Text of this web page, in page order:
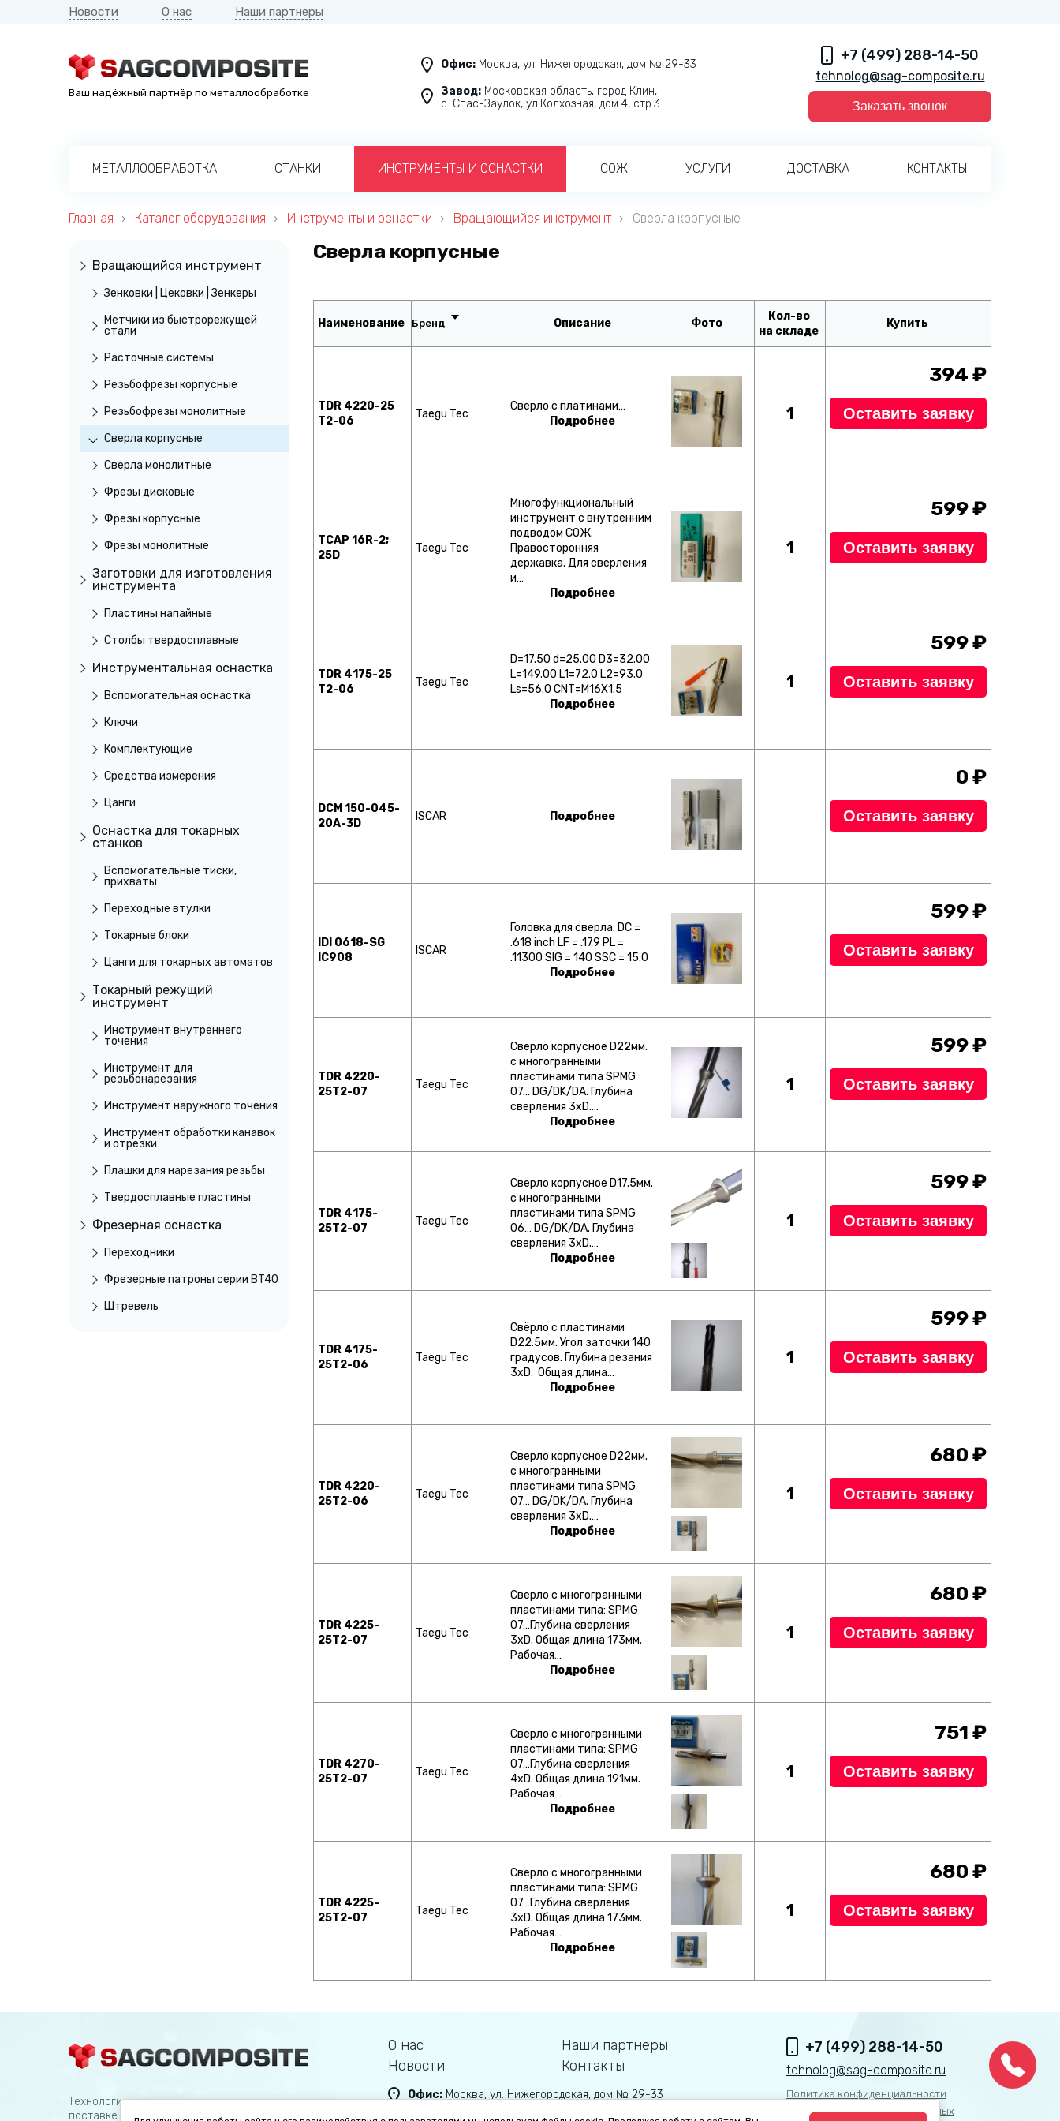
Новости О нас Наши партнеры
Ваш надёжный партнёр по металлообработке
Офис: Москва, ул. Нижегородская, дом № 29-33
Завод: Московская область, город Клин,
с. Спас-Заулок, ул.Колхозная, дом 4, стр.3
+7 (499) 288-14-50
tehnolog@sag-composite.ru
Заказать звонок
МЕТАЛЛООБРАБОТКА СТАНКИ ИНСТРУМЕНТЫ И ОСНАСТКИ СОЖ УСЛУГИ ДОСТАВКА КОНТАКТЫ
Главная Каталог оборудования Инструменты и оснастки Вращающийся инструмент Сверла корпусные
Вращающийся инструмент
Зенковки | Цековки | Зенкеры
Метчики из быстрорежущей
стали
Расточные системы
Резьбофрезы корпусные
Резьбофрезы монолитные
Сверла корпусные
Сверла монолитные
Фрезы дисковые
Фрезы корпусные
Фрезы монолитные
Заготовки для изготовления
инструмента
Пластины напайные
Столбы твердосплавные
Инструментальная оснастка
Вспомогательная оснастка
Ключи
Комплектующие
Средства измерения
Цанги
Оснастка для токарных
станков
Вспомогательные тиски,
прихваты
Переходные втулки
Токарные блоки
Цанги для токарных автоматов
Токарный режущий
инструмент
Инструмент внутреннего
точения
Инструмент для
резьбонарезания
Инструмент наружного точения
Инструмент обработки канавок
и отрезки
Плашки для нарезания резьбы
Твердосплавные пластины
Фрезерная оснастка
Переходники
Фрезерные патроны серии BT40
Штревель
Сверла корпусные
Наименование Описание Фото
Кол-во
на складе
Купить
TDR 4220-25
T2-06
Taegu Tec
Сверло с платинами…
Подробнее
1
394 ₽
Оставить заявку
TCAP 16R-2;
25D
Taegu Tec
Многофункциональный
инструмент с внутренним
подводом СОЖ.
Правосторонняя
державка. Для сверления
и…
Подробнее
1
599 ₽
Оставить заявку
TDR 4175-25
T2-06
Taegu Tec
D=17.50 d=25.00 D3=32.00
L=149.00 L1=72.0 L2=93.0
Ls=56.0 CNT=M16X1.5
Подробнее
1
599 ₽
Оставить заявку
DCM 150-045-
20A-3D
ISCAR Подробнее
0 ₽
Оставить заявку
IDI 0618-SG
IC908
ISCAR
Головка для сверла. DC =
.618 inch LF = .179 PL =
.11300 SIG = 140 SSC = 15.0
Подробнее
599 ₽
Оставить заявку
TDR 4220-
25T2-07
Taegu Tec
Сверло корпусное D22мм.
с многогранными
пластинами типа SPMG
07… DG/DK/DA. Глубина
сверления 3хD.…
Подробнее
1
599 ₽
Оставить заявку
TDR 4175-
25T2-07
Taegu Tec
Сверло корпусное D17.5мм.
с многогранными
пластинами типа SPMG
06… DG/DK/DA. Глубина
сверления 3хD.…
Подробнее
1
599 ₽
Оставить заявку
TDR 4175-
25T2-06
Taegu Tec
Свёрло с пластинами
D22.5мм. Угол заточки 140
градусов. Глубина резания
3хD. Общая длина…
Подробнее
1
599 ₽
Оставить заявку
TDR 4220-
25T2-06
Taegu Tec
Сверло корпусное D22мм.
с многогранными
пластинами типа SPMG
07… DG/DK/DA. Глубина
сверления 3хD.…
Подробнее
1
680 ₽
Оставить заявку
TDR 4225-
25T2-07
Taegu Tec
Сверло с многогранными
пластинами типа: SPMG
07…Глубина сверления
3хD. Общая длина 173мм.
Рабочая…
Подробнее
1
680 ₽
Оставить заявку
TDR 4270-
25T2-07
Taegu Tec
Сверло с многогранными
пластинами типа: SPMG
07…Глубина сверления
4хD. Общая длина 191мм.
Рабочая…
Подробнее
1
751 ₽
Оставить заявку
TDR 4225-
25T2-07
Taegu Tec
Сверло с многогранными
пластинами типа: SPMG
07…Глубина сверления
3хD. Общая длина 173мм.
Рабочая…
Подробнее
1
680 ₽
Оставить заявку
Технологическая компания специализируется на
поставке оборудования для металлообработки
О нас
Новости
Наши партнеры
Контакты
Офис: Москва, ул. Нижегородская, дом № 29-33
+7 (499) 288-14-50
tehnolog@sag-composite.ru
Политика конфиденциальности
Обработка персональных данных